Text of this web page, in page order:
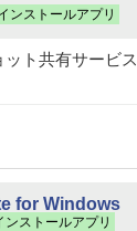
ンストールアプリ
ット共有サービス
for Windows
ンストールアプリ